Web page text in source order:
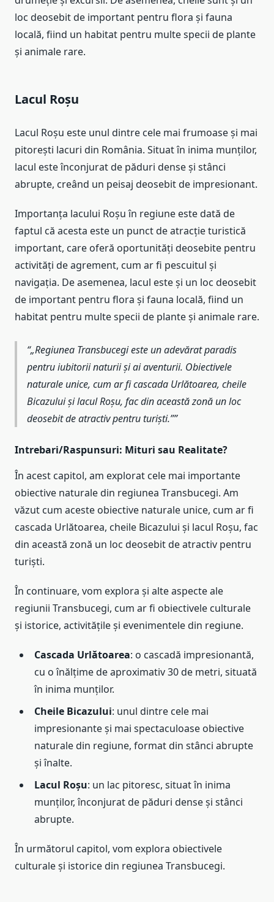
loc deosebit de important pentru flora și fauna
locală, fiind un habitat pentru multe specii de plante
și animale rare.
Lacul Roșu
Lacul Roșu este unul dintre cele mai frumoase și mai
pitorești lacuri din România. Situat în inima munților,
lacul este înconjurat de păduri dense și stânci
abrupte, creând un peisaj deosebit de impresionant.
Importanța lacului Roșu în regiune este dată de
faptul că acesta este un punct de atracție turistică
important, care oferă oportunități deosebite pentru
activități de agrement, cum ar fi pescuitul și
navigația. De asemenea, lacul este și un loc deosebit
de important pentru flora și fauna locală, fiind un
habitat pentru multe specii de plante și animale rare.
„Regiunea Transbucegi este un adevărat paradis
pentru iubitorii naturii și ai aventurii. Obiectivele
naturale unice, cum ar fi cascada Urlătoarea, cheile
Bicazului și lacul Roșu, fac din această zonă un loc
deosebit de atractiv pentru turiști.”
Intrebari/Raspunsuri: Mituri sau Realitate?
În acest capitol, am explorat cele mai importante
obiective naturale din regiunea Transbucegi. Am
văzut cum aceste obiective naturale unice, cum ar fi
cascada Urlătoarea, cheile Bicazului și lacul Roșu, fac
din această zonă un loc deosebit de atractiv pentru
turiști.
În continuare, vom explora și alte aspecte ale
regiunii Transbucegi, cum ar fi obiectivele culturale
și istorice, activitățile și evenimentele din regiune.
Cascada Urlătoarea: o cascadă impresionantă,
cu o înălțime de aproximativ 30 de metri, situată
în inima munților.
Cheile Bicazului: unul dintre cele mai
impresionante și mai spectaculoase obiective
naturale din regiune, format din stânci abrupte
și înalte.
Lacul Roșu: un lac pitoresc, situat în inima
munților, înconjurat de păduri dense și stânci
abrupte.
În următorul capitol, vom explora obiectivele
culturale și istorice din regiunea Transbucegi.